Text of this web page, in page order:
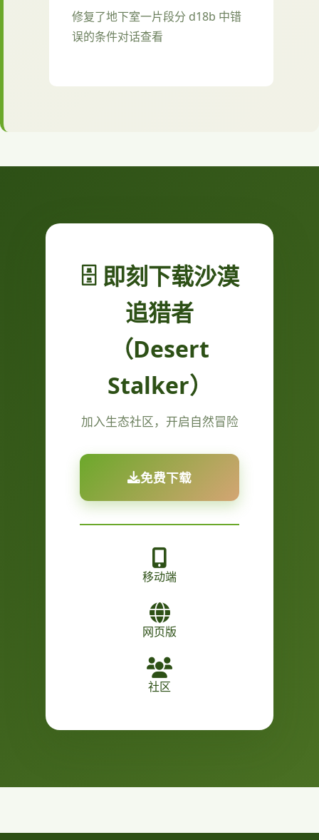
修复了地下室一片段分 d18b 中错
误的条件对话查看
🗄️ 即刻下载沙漠
追猎者
（Desert
Stalker）
加入生态社区，开启自然冒险
免费下载
移动端
网页版
社区